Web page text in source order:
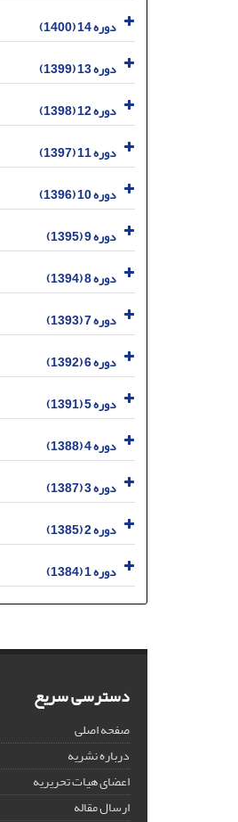
دوره 14 (1400)
دوره 13 (1399)
دوره 12 (1398)
دوره 11 (1397)
دوره 10 (1396)
دوره 9 (1395)
دوره 8 (1394)
دوره 7 (1393)
دوره 6 (1392)
دوره 5 (1391)
دوره 4 (1388)
دوره 3 (1387)
دوره 2 (1385)
دوره 1 (1384)
دسترسی سریع
صفحه اصلی
درباره نشریه
اعضای هیات تحریریه
ارسال مقاله